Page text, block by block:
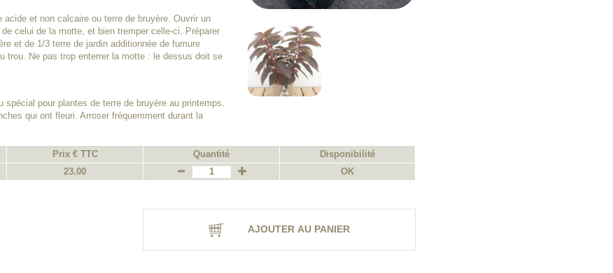
et non calcaire ou terre de bruyère. Ouvrir un
celui de la motte, et bien tremper celle-ci. Préparer
et de 1/3 terre de jardin additionnée de fumure
trou. Ne pas trop enterrer la motte : le dessus doit se
spécial pour plantes de terre de bruyère au printemps.
qui ont fleuri. Arroser fréquemment durant la
Prix € TTC Quantité
Disponibilité
23.00 OK
AJOUTER AU PANIER